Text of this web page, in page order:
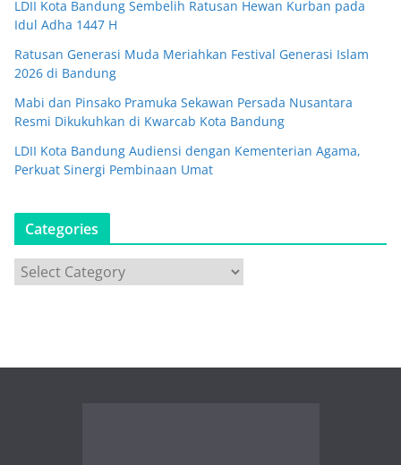
LDII Kota Bandung Sembelih Ratusan Hewan Kurban pada
Idul Adha 1447 H
Ratusan Generasi Muda Meriahkan Festival Generasi Islam
2026 di Bandung
Mabi dan Pinsako Pramuka Sekawan Persada Nusantara
Resmi Dikukuhkan di Kwarcab Kota Bandung
LDII Kota Bandung Audiensi dengan Kementerian Agama,
Perkuat Sinergi Pembinaan Umat
Categories
a